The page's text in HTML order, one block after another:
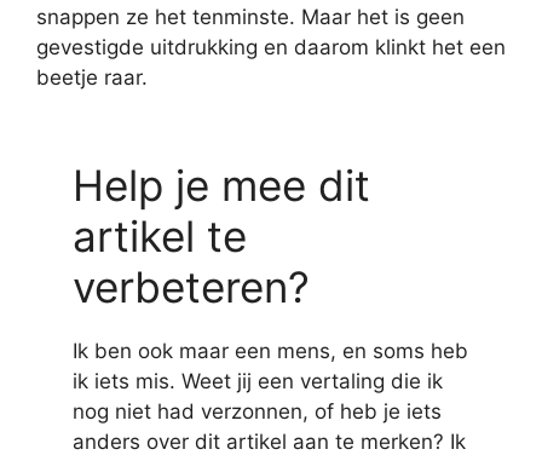
snappen ze het tenminste. Maar het is geen
gevestigde uitdrukking en daarom klinkt het een
beetje raar.
Help je mee dit
artikel te
verbeteren?
Ik ben ook maar een mens, en soms heb
ik iets mis. Weet jij een vertaling die ik
nog niet had verzonnen, of heb je iets
anders over dit artikel aan te merken? Ik